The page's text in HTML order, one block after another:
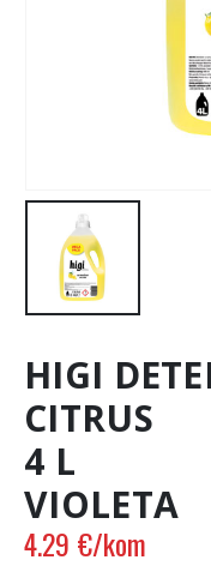
HIGI
CITRUS
4 L
VIOLETA
4.29 €/kom